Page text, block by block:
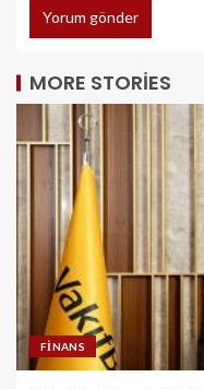
MORE STORIES
FINANS